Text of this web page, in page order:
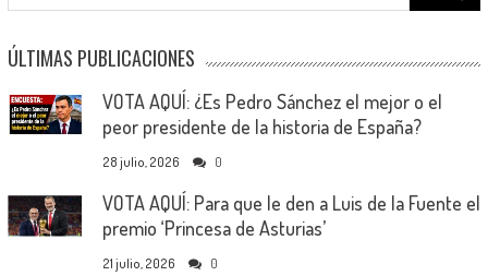
ÚLTIMAS PUBLICACIONES
VOTA AQUÍ: ¿Es Pedro Sánchez el mejor o el
peor presidente de la historia de España?
28 julio, 2026 0
VOTA AQUÍ: Para que le den a Luis de la Fuente el
premio ‘Princesa de Asturias’
21 julio, 2026 0